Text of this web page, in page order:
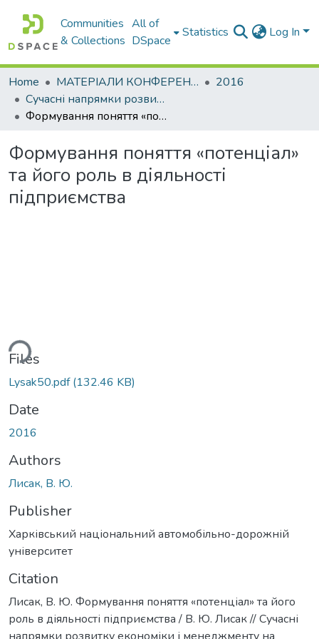
Communities
& Collections
All of
DSpace
Statistics Log In
Home МАТЕРІАЛИ КОНФЕРЕНЦІЙ
2016
Сучасні напрямки розвитку економіки і менеджменту на підприємствах України
Формування поняття «потенціал» та його роль в діяльності підприємства
Формування поняття «потенціал»
та його роль в діяльності
підприємства
Files
Lysak50.pdf(132.46 KB)
Date
2016
Authors
Лисак, В. Ю.
Publisher
Харківський національний автомобільно-дорожній
університет
Citation
Лисак, В. Ю. Формування поняття «потенціал» та його
роль в діяльності підприємства / В. Ю. Лисак // Сучасні